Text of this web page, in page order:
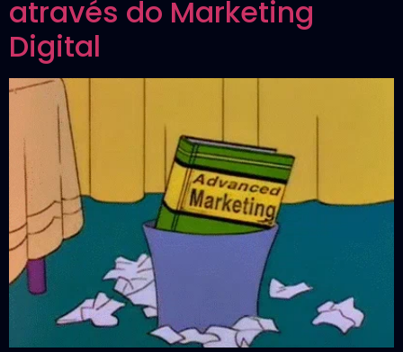
através do Marketing
Digital